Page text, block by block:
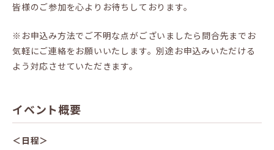
皆様のご参加を心よりお待ちしております。
※お申込み方法でご不明な点がございましたら問合先までお
気軽にご連絡をお願いいたします。別途お申込みいただける
よう対応させていただきます。
イベント概要
＜日程＞